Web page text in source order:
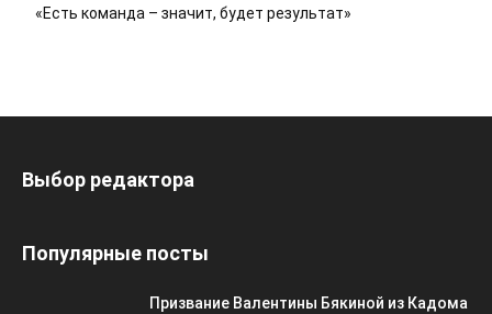
«Есть команда – значит, будет результат»
Выбор редактора
Популярные посты
Призвание Валентины Бякиной из Кадома